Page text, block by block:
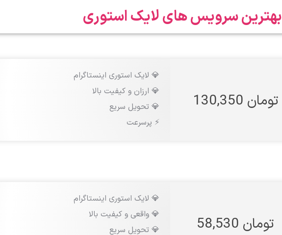
بهترین سرویس های لایک استوری
تومان 130,350
💎 لایک استوری اینستاگرام
💎 ارزان و کیفیت بالا
💎 تحویل سریع
⚡️ پرسرعت
تومان 58,530
💎 لایک استوری اینستاگرام
💎 واقعی و کیفیت بالا
💎 تحویل سریع